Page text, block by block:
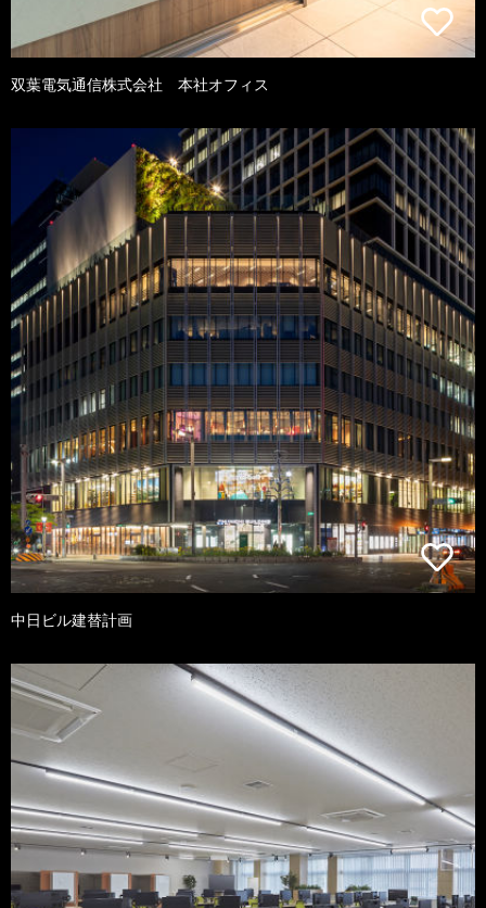
双葉電気通信株式会社 本社オフィス
中日ビル建替計画